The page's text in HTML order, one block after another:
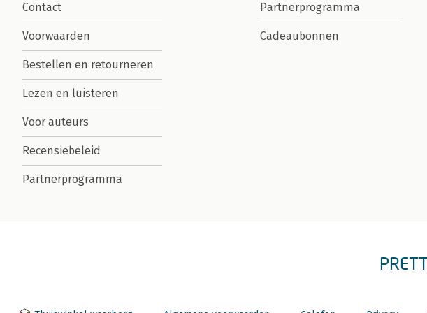
Contact
Voorwaarden
Bestellen en retourneren
Lezen en luisteren
Voor auteurs
Recensiebeleid
Partnerprogramma
Partnerprogramma
Cadeaubonnen